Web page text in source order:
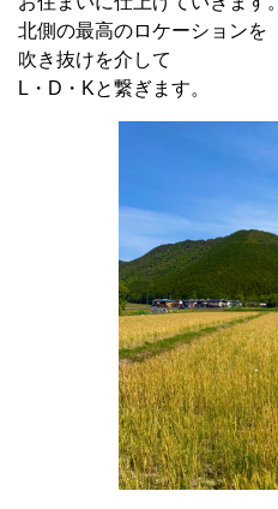
北側の最高のロケーションを
吹き抜けを介して
L・D・Kと繋ぎます。